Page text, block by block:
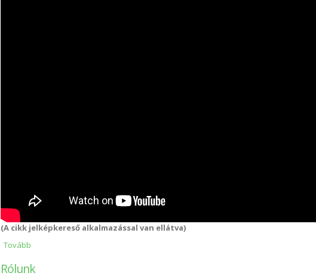
(A cikk jelképkereső alkalmazással van ellátva)
Tovább
Rólunk